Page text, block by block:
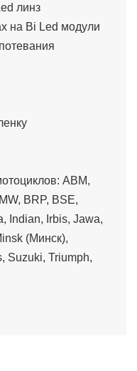
линз
на Bi Led модули
ABM,
BRP, BSE,
Indian, Irbis, Jawa,
(Минск),
Suzuki, Triumph,